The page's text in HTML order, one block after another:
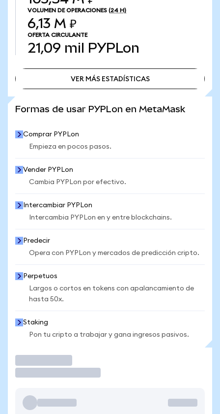
VOLUMEN DE OPERACIONES (24 H)
6,13 M ₽
OFERTA CIRCULANTE
21,09 mil PYPLon
VER MÁS ESTADÍSTICAS
Formas de usar PYPLon en MetaMask
Comprar PYPLon
Empieza en pocos pasos.
Vender PYPLon
Cambia PYPLon por efectivo.
Intercambiar PYPLon
Intercambia PYPLon en y entre blockchains.
Predecir
Opera con PYPLon y mercados de predicción cripto.
Perpetuos
Largos o cortos en tokens con apalancamiento de
hasta 50x.
Staking
Pon tu cripto a trabajar y gana ingresos pasivos.